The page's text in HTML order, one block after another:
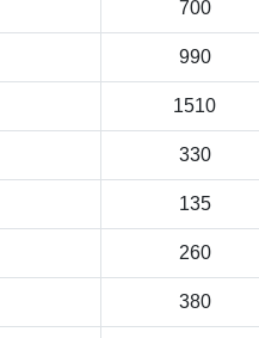
700
990
1510
330
135
260
380